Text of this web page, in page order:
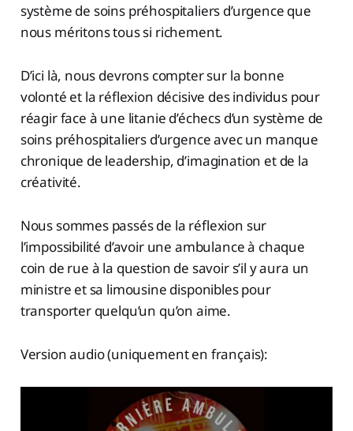
système de soins préhospitaliers d’urgence que
nous méritons tous si richement.
D’ici là, nous devrons compter sur la bonne
volonté et la réflexion décisive des individus pour
réagir face à une litanie d’échecs d’un système de
soins préhospitaliers d’urgence avec un manque
chronique de leadership, d’imagination et de la
créativité.
Nous sommes passés de la réflexion sur
l’impossibilité d’avoir une ambulance à chaque
coin de rue à la question de savoir s’il y aura un
ministre et sa limousine disponibles pour
transporter quelqu’un qu’on aime.
Version audio (uniquement en français):